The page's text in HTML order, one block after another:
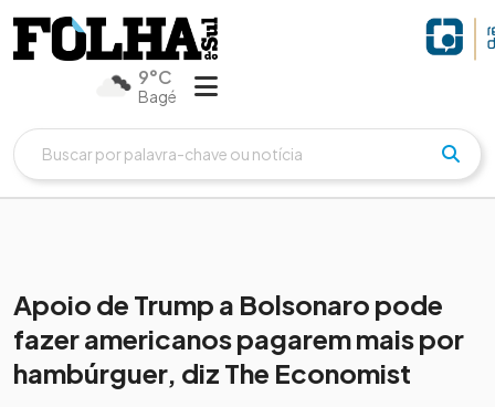
9°C
Bagé
Apoio de Trump a Bolsonaro pode
fazer americanos pagarem mais por
hambúrguer, diz The Economist